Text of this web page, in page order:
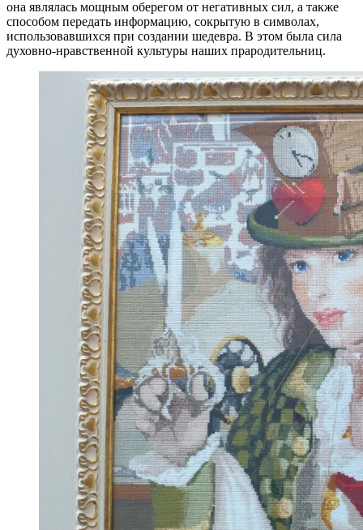
она являлась мощным оберегом от негативных сил, а также
способом передать информацию, сокрытую в символах,
использовавшихся при создании шедевра. В этом была сила
духовно-нравственной культуры наших прародительниц.